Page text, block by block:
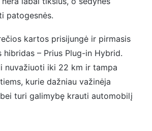
patogesnės.
kartos prisijungė ir pirmasis
hibridas – Prius Plug-in Hybrid.
nuvažiuoti iki 22 km ir tampa
kurie dažniau važinėja
turi galimybę krauti automobilį